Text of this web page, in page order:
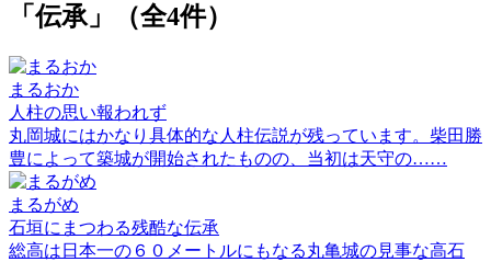
「伝承」（全4件）
まるおか
人柱の思い報われず
丸岡城にはかなり具体的な人柱伝説が残っています。柴田勝
豊によって築城が開始されたものの、当初は天守の……
まるがめ
石垣にまつわる残酷な伝承
総高は日本一の６０メートルにもなる丸亀城の見事な高石